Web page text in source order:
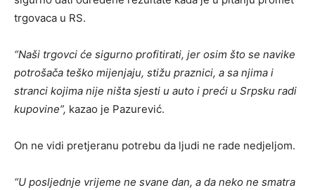
trgovaca u RS.
“Naši trgovci će sigurno profitirati, jer osim što se navike
potrošača teško mijenjaju, stižu praznici, a sa njima i
stranci kojima nije ništa sjesti u auto i preći u Srpsku radi
kupovine”, kazao je Pazurević.
On ne vidi pretjeranu potrebu da ljudi ne rade nedjeljom.
“U posljednje vrijeme ne svane dan, a da neko ne smatra